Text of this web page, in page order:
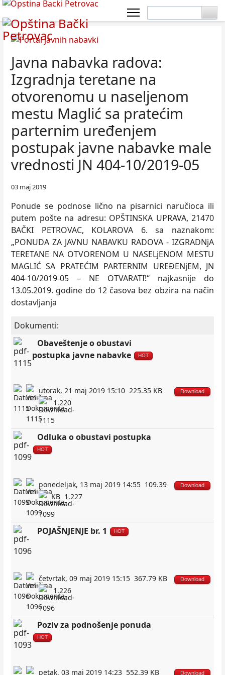
Javna nabavka radova:
Izgradnja teretane na
otvorenomu u naselјenom
mestu Maglić sa pratećim
parternim uređenjem
postupak javne nabavke male
vrednosti JN 404-10/2019-05
03 maj 2019
Ponude se podnose lično na pisarnici naručioca ili
putem pošte na adresu: OPŠTINSKA UPRAVA, 21470
BAČKI PETROVAC, KOLAROVA 6. sa naznakom:
„PONUDA ZA JAVNU NABAVKU RADOVA - IZGRADNјA
TERETANE NA OTVORENOM U NASELjENOM MESTU
MAGLIĆ SA PRATEĆIM PARTERNIM UREĐENјEM, JN
404-10/2019-05 – NE OTVARATI!“ najkasnije do
13.05.2019. godine do 12 časova bez obzira na način
dostavlјanja
Dokumenti:
Obaveštenje o obustavi
postupka javne nabavke
HOT
utorak, 21 maj 2019 15:10 225.35 KB
1.220
Download
Odluka o obustavi postupka
HOT
ponedeljak, 13 maj 2019 14:55 109.39
KB 1.227
Download
POJAŠNJENJE br. 1 HOT
četvrtak, 09 maj 2019 15:15 367.79 KB
1.226
Download
Poziv za podnošenje ponuda
HOT
petak, 03 maj 2019 14:23 552.39 KB Download